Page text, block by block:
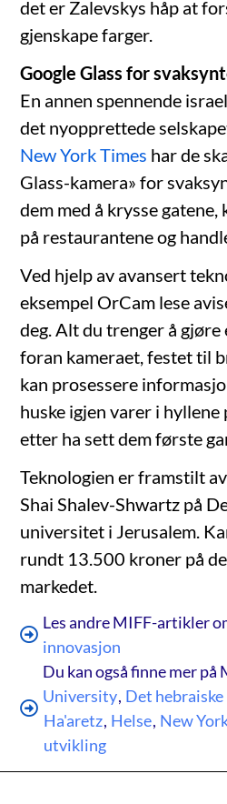
det er Zalevskys håp at
gjenskape farger.
Google Glass for
En annen spennende
det nyopprettede
New York Times har de
Glass-kamera» for
dem med å krysse gatene,
på restaurantene og
Ved hjelp av avansert
eksempel OrCam lese
deg. Alt du trenger å gjøre
foran kameraet, festet til
kan prosessere
huske igjen varer i hyllene
etter ha sett dem første
Teknologien er framstilt
Shai Shalev-Shwartz på
universitet i Jerusalem.
rundt 13.500 kroner på
markedet.
Les andre MIFF-artikler
innovasjon
Du kan også finne mer på
University, Det
Ha'aretz, Helse, New
utvikling